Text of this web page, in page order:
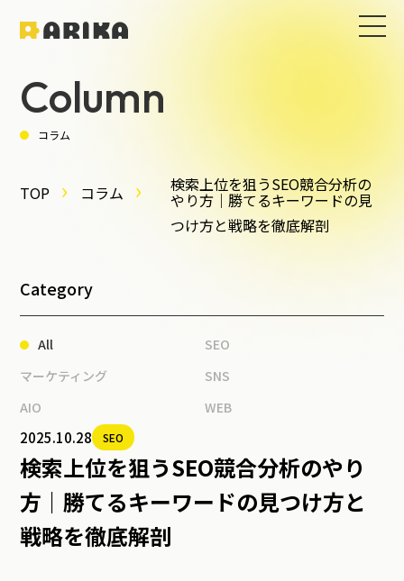
Column
コラム
TOP コラム 検索上位を狙うSEO競合分析の
やり方｜勝てるキーワードの見
つけ方と戦略を徹底解剖
Category
All
SEO
マーケティング
SNS
AIO
WEB
2025.10.28 SEO
検索上位を狙うSEO競合分析のやり
方｜勝てるキーワードの見つけ方と
戦略を徹底解剖